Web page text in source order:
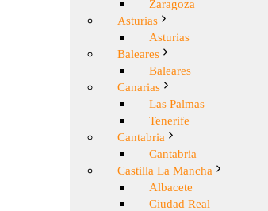
Zaragoza
Asturias
Asturias
Baleares
Baleares
Canarias
Las Palmas
Tenerife
Cantabria
Cantabria
Castilla La Mancha
Albacete
Ciudad Real